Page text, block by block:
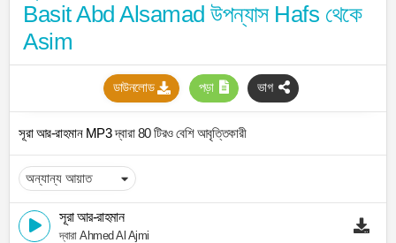
Basit Abd Alsamad উপন্যাস Hafs থেকে
Asim
ডাউনলোড পড়া ভাগ
সূরা আর-রাহমান MP3দ্বারা 80 টিরও বেশি আবৃত্তিকারী
সূরা আর-রাহমান
দ্বারা Ahmed Al Ajmi